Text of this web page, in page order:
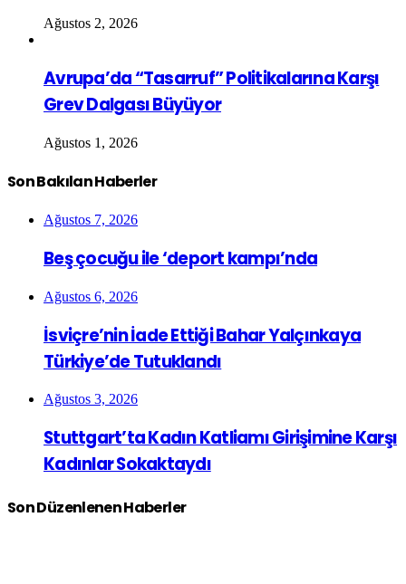
Ağustos 2, 2026
Avrupa’da “Tasarruf” Politikalarına Karşı
Grev Dalgası Büyüyor
Ağustos 1, 2026
Son Bakılan Haberler
Ağustos 7, 2026
Beş çocuğu ile ‘deport kampı’nda
Ağustos 6, 2026
İsviçre’nin İade Ettiği Bahar Yalçınkaya
Türkiye’de Tutuklandı
Ağustos 3, 2026
Stuttgart’ta Kadın Katliamı Girişimine Karşı
Kadınlar Sokaktaydı
Son Düzenlenen Haberler